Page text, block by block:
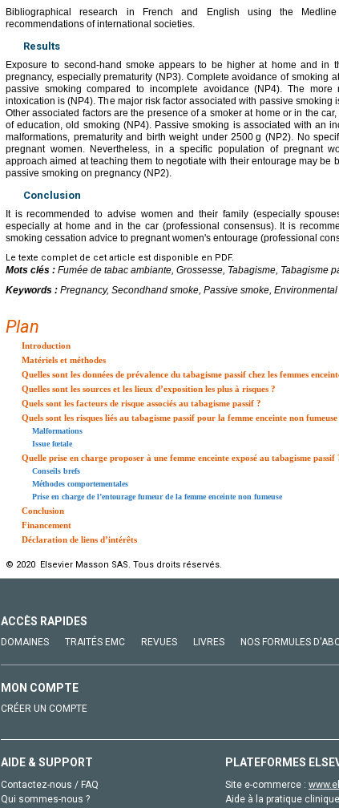
Bibliographical research in French and English using the
recommendations of international societies.
Results
Exposure to second-hand smoke appears to be higher at home and in
pregnancy, especially prematurity (NP3). Complete avoidance of smoking
passive smoking compared to incomplete avoidance (NP4). The
intoxication is (NP4). The major risk factor associated with passive smoking
Other associated factors are the presence of a smoker at home or in the
of education, old smoking (NP4). Passive smoking is associated with an
malformations, prematurity and birth weight under 2500 g (NP2). No
pregnant women. Nevertheless, in a specific population of pregnant
approach aimed at teaching them to negotiate with their entourage may be
passive smoking on pregnancy (NP2).
Conclusion
It is recommended to advise women and their family (especially
especially at home and in the car (professional consensus). It is
smoking cessation advice to pregnant women's entourage (professional
Le texte complet de cet article est disponible en PDF.
Mots clés : Fumée de tabac ambiante, Grossesse, Tabagisme, Tabagisme
Keywords : Pregnancy, Secondhand smoke, Passive smoke,
Plan
Introduction
Matériels et méthodes
Quelles sont les données de prévalence du tabagisme passif chez les femmes
Quelles sont les sources et les lieux d’exposition les plus à risques ?
Quels sont les facteurs de risque associés au tabagisme passif ?
Quels sont les risques liés au tabagisme passif pour la femme enceinte non fumeuse
Malformations
Issue fœtale
Quelle prise en charge proposer à une femme enceinte exposé au tabagisme passif
Conseils brefs
Méthodes comportementales
Prise en charge de l’entourage fumeur de la femme enceinte non fumeuse
Conclusion
Financement
Déclaration de liens d’intérêts
© 2020 Elsevier Masson SAS. Tous droits réservés.
ACCÈS RAPIDES
DOMAINES TRAITÉS EMC REVUES LIVRES NOS FORMULES
MON COMPTE
CRÉER UN COMPTE
AIDE & SUPPORT
Contactez-nous / FAQ
Qui sommes-nous ?
PLATEFORMES
Site e-commerce :
Aide à la pratique